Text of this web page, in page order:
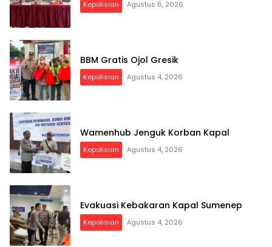
Kepolisian Agustus 6, 2026
BBM Gratis Ojol Gresik
Kepolisian Agustus 4, 2026
Wamenhub Jenguk Korban Kapal
Kepolisian Agustus 4, 2026
Evakuasi Kebakaran Kapal Sumenep
Kepolisian Agustus 4, 2026